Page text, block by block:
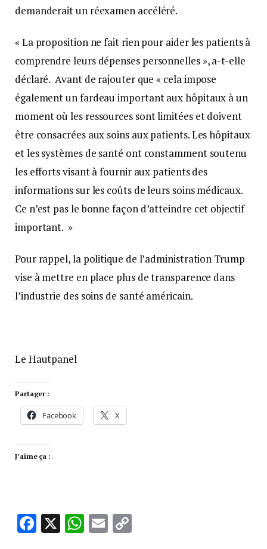
demanderait un réexamen accéléré.
« La proposition ne fait rien pour aider les patients à
comprendre leurs dépenses personnelles », a-t-elle
déclaré. Avant de rajouter que « cela impose
également un fardeau important aux hôpitaux à un
moment où les ressources sont limitées et doivent
être consacrées aux soins aux patients. Les hôpitaux
et les systèmes de santé ont constamment soutenu
les efforts visant à fournir aux patients des
informations sur les coûts de leurs soins médicaux.
Ce n’est pas le bonne façon d’atteindre cet objectif
important. »
Pour rappel, la politique de l’administration Trump
vise à mettre en place plus de transparence dans
l’industrie des soins de santé américain.
Le Hautpanel
Partager :
Facebook X
J’aime ça :
Facebook
X WhatsApp
Email